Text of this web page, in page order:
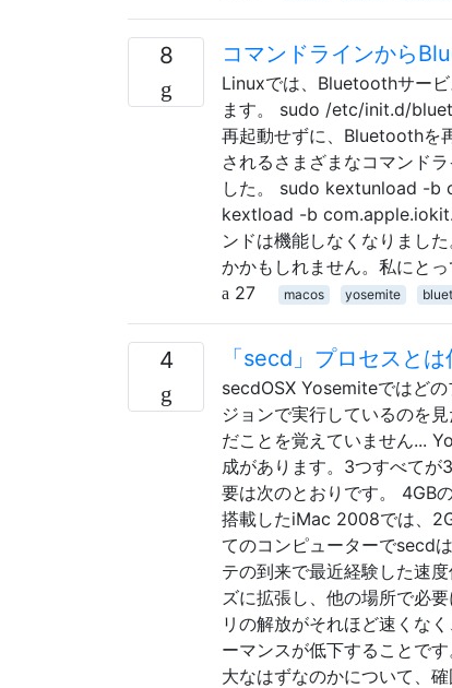
8 コマンドラインから
Linuxでは、Bluetoothサー
ます。 sudo /etc/init.d/
再起動せずに、Bluetoothを
されるさまざまなコマンド
した。 sudo kextunload -
kextload -b
ンドは機能しなくなりまし
かかもしれません。私にと
27
macos yosemite
4 「secd」プロセスとは
secdOSX Yosemiteではど
ジョンで実行しているのを
だことを覚えていません...
成があります。3つすべて
要は次のとおりです。 4GB
搭載したiMac 2008では、
てのコンピューターでsecd
テの到来で最近経験した速
ズに拡張し、他の場所で必
リの解放がそれほど速くな
ーマンスが低下することで
大なはずなのかについて、